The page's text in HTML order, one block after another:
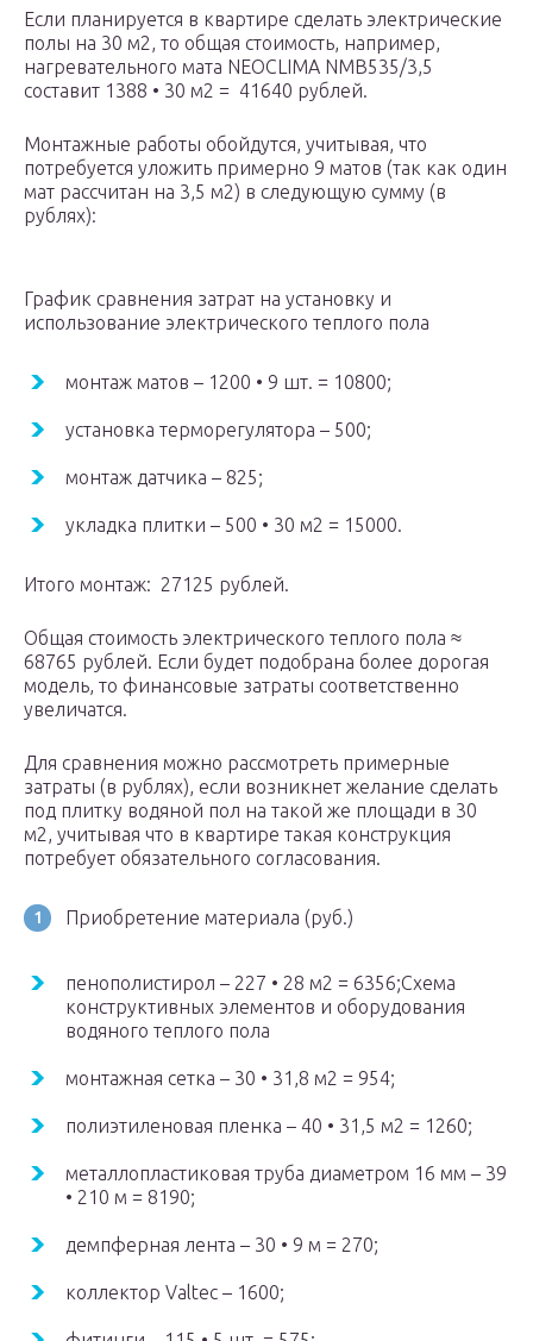
Если планируется в квартире сделать электрические
полы на 30 м2, то общая стоимость, например,
нагревательного мата NEOCLIMA NMB535/3,5
составит 1388 • 30 м2 = 41640 рублей.
Монтажные работы обойдутся, учитывая, что
потребуется уложить примерно 9 матов (так как один
мат рассчитан на 3,5 м2) в следующую сумму (в
рублях):
График сравнения затрат на установку и
использование электрического теплого пола
монтаж матов – 1200 • 9 шт. = 10800;
установка терморегулятора – 500;
монтаж датчика – 825;
укладка плитки – 500 • 30 м2 = 15000.
Итого монтаж: 27125 рублей.
Общая стоимость электрического теплого пола ≈
68765 рублей. Если будет подобрана более дорогая
модель, то финансовые затраты соответственно
увеличатся.
Для сравнения можно рассмотреть примерные
затраты (в рублях), если возникнет желание сделать
под плитку водяной пол на такой же площади в 30
м2, учитывая что в квартире такая конструкция
потребует обязательного согласования.
Приобретение материала (руб.)
пенополистирол – 227 • 28 м2 = 6356;Схема
конструктивных элементов и оборудования
водяного теплого пола
монтажная сетка – 30 • 31,8 м2 = 954;
полиэтиленовая пленка – 40 • 31,5 м2 = 1260;
металлопластиковая труба диаметром 16 мм – 39
• 210 м = 8190;
демпферная лента – 30 • 9 м = 270;
коллектор Valtec – 1600;